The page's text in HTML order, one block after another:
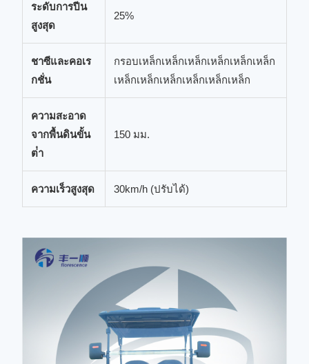
ระดับการปีน
สูงสุด
25%
ชาซีและคอเร
กชั่น
กรอบเหล็กเหล็กเหล็กเหล็กเหล็กเหล็ก
เหล็กเหล็กเหล็กเหล็กเหล็กเหล็ก
ความสะอาด
จากพื้นดินขั้น
ต่ํา
150 มม.
ความเร็วสูงสุด 30km/h (ปรับได้)